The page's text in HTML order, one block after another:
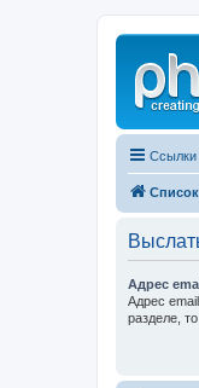
Ссылки
Адрес
Адрес
разделе,